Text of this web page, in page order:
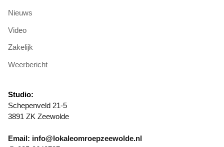
Nieuws
Video
Zakelijk
Weerbericht
Studio:
Schepenveld 21-5
3891 ZK Zeewolde
Email: info@lokaleomroepzeewolde.nl